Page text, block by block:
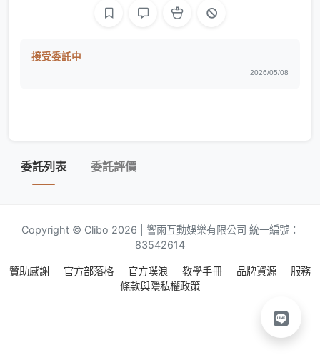
接受委託中
2026/05/08
委託列表 委託評價
Copyright © Clibo 2026 | 響雨互動娛樂有限公司 統一編號：
83542614
贊助感謝 官方部落格 官方噗浪 教學手冊 品牌資源
服務
條款與隱私權政策